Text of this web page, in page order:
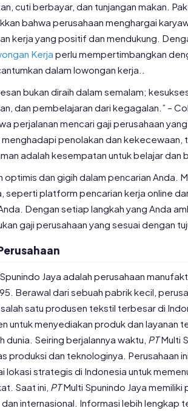
cuti berbayar, dan tunjangan makan.
bahwa perusahaan menghargai
kerja yang positif dan mendukung.
Kerja perlu mempertimbangkan
dalam lowongan kerja..
bukan diraih dalam semalam;
dan pembelajaran dari kegagalan.” –
perjalanan mencari gaji perusahaan
menghadapi penolakan dan
adalah kesempatan untuk belajar dan
optimis dan gigih dalam pencarian Anda.
seperti platform pencarian kerja online
Dengan setiap langkah yang Anda
gaji perusahaan yang sesuai dengan
Jaya adalah perusahaan
Berawal dari sebuah pabrik kecil,
satu produsen tekstil terbesar di
untuk menyediakan produk dan layanan
dunia. Seiring berjalannya waktu, PTMulti
produksi dan teknologinya. Perusahaan
lokasi strategis di Indonesia untuk
Saat ini, PTMulti Spunindo Jaya
dan internasional. Informasi lebih lengkap